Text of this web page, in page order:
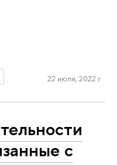
22 июля, 2022 г.
с